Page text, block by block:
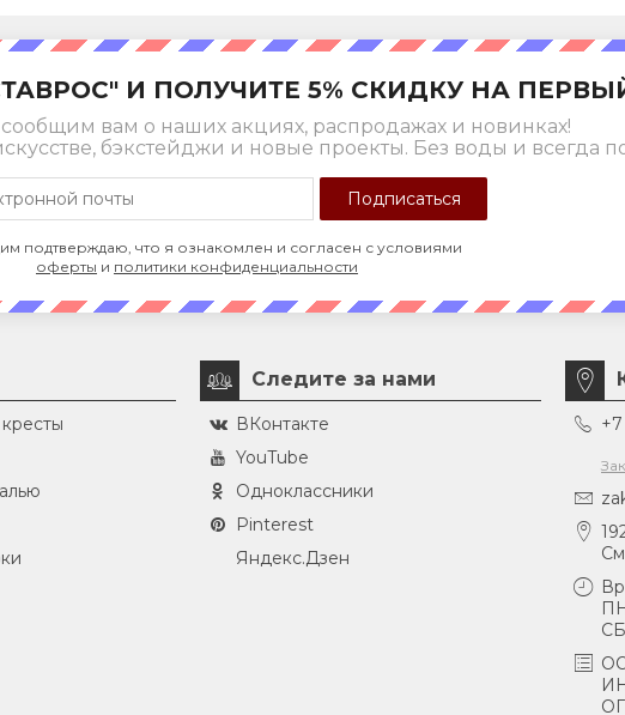
И ПОЛУЧИТЕ 5% СКИДКУ НА
вам о наших акциях, распродажах и новинках!
бэкстейджи и новые проекты. Без воды и всегда
подтверждаю, что я ознакомлен и согласен с условиями
оферты и политики конфиденциальности
Следите за нами
ВКонтакте
YouTube
Одноклассники
Pinterest
Яндекс.Дзен